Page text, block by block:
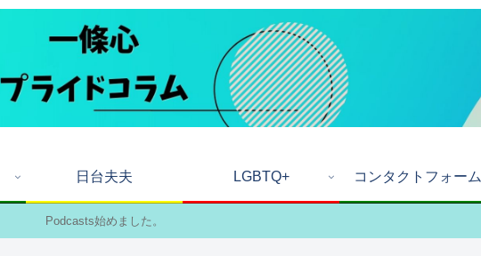
日台夫夫 LGBTQ+ コンタクトフォーム
Podcasts始めました。